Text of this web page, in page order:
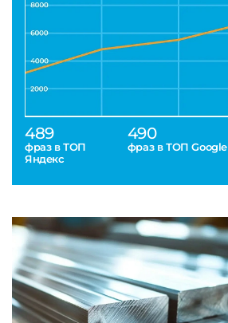
489
фраз в ТОП
Яндекс
490
фраз в ТОП Google